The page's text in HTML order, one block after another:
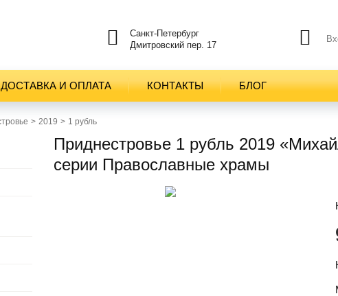
Санкт-Петербург
Дмитровский пер. 17
ДОСТАВКА И ОПЛАТА КОНТАКТЫ БЛОГ
2019 1 рубль
Приднестровье 1 рубль 2019
серии Православные храмы